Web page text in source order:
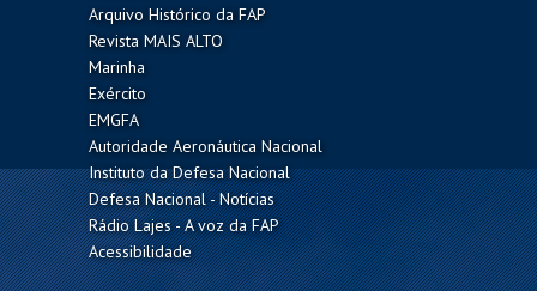
Arquivo Histórico da FAP
Revista MAIS ALTO
Marinha
Exército
EMGFA
Autoridade Aeronáutica Nacional
Instituto da Defesa Nacional
Defesa Nacional - Notícias
Rádio Lajes - A voz da FAP
Acessibilidade